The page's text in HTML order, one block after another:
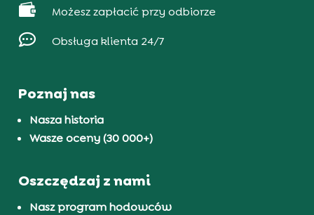
 Możesz zapłacić przy odbiorze
 Obsługa klienta 24/7
Poznaj nas
Nasza historia
Wasze oceny (30 000+)
Oszczędzaj z nami
Nasz program hodowców